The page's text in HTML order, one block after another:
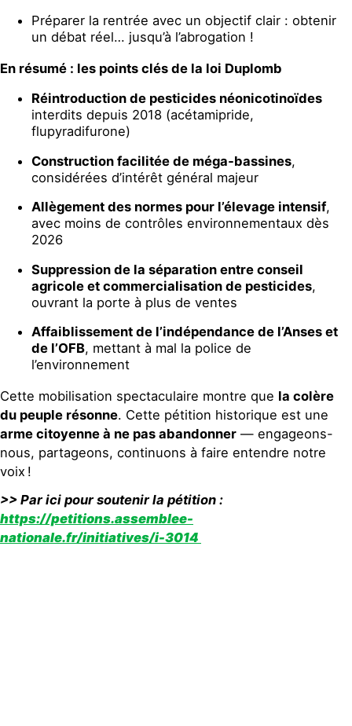
Préparer la rentrée avec un objectif clair : obtenir
un débat réel… jusqu’à l’abrogation !
En résumé : les points clés de la loi Duplomb
Réintroduction de pesticides néonicotinoïdes
interdits depuis 2018 (acétamipride,
flupyradifurone)
Construction facilitée de méga‑bassines,
considérées d’intérêt général majeur
Allègement des normes pour l’élevage intensif,
avec moins de contrôles environnementaux dès
2026
Suppression de la séparation entre conseil
agricole et commercialisation de pesticides,
ouvrant la porte à plus de ventes
Affaiblissement de l’indépendance de l’Anses et
de l’OFB, mettant à mal la police de
l’environnement
Cette mobilisation spectaculaire montre que la colère
du peuple résonne. Cette pétition historique est une
arme citoyenne à ne pas abandonner — engageons-
nous, partageons, continuons à faire entendre notre
voix !
>> Par ici pour soutenir la pétition :
https://petitions.assemblee-
nationale.fr/initiatives/i-3014